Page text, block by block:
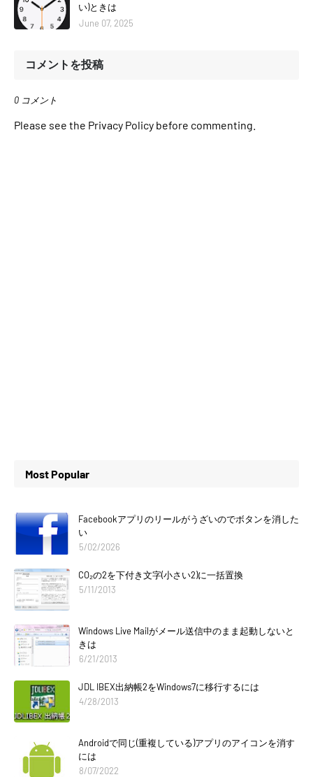
い)ときは
June 07, 2025
コメントを投稿
0 コメント
Please see the Privacy Policy before commenting.
Most Popular
Facebookアプリのリールがうざいのでボタンを消した
い
5/02/2026
CO₂の2を下付き文字(小さい2)に一括置換
5/11/2013
Windows Live Mailがメール送信中のまま起動しないと
きは
6/21/2013
JDL IBEX出納帳2をWindows7に移行するには
4/28/2013
Androidで同じ(重複している)アプリのアイコンを消す
には
8/07/2022